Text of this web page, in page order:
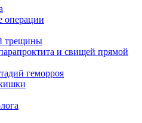
операции
трещины
и свищей прямой
геморроя